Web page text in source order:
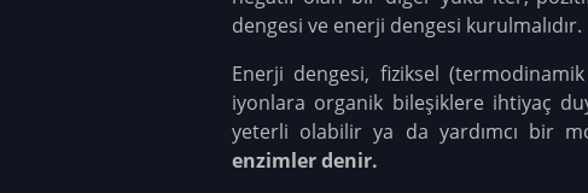
dengesi ve enerji dengesi kurulmalıdır.
Enerji dengesi, fiziksel
iyonlara organik bileşiklere ihtiyaç
yeterli olabilir ya da yardımcı bir
enzimler denir.